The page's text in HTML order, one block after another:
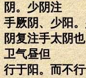
阴。少阴注
手厥阴、少阳
阴复注手太阴
卫气昼但
行于阳。而不